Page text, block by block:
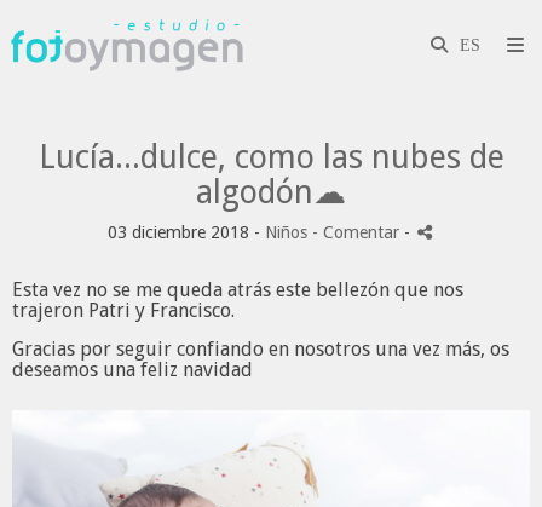
Lucía...dulce, como las nubes de
algodón☁
03 diciembre 2018 - Niños - Comentar -
Esta vez no se me queda atrás este bellezón que nos
trajeron Patri y Francisco.
Gracias por seguir confiando en nosotros una vez más, os
deseamos una feliz navidad